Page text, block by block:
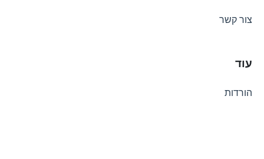
צור קשר
עוד
הורדות